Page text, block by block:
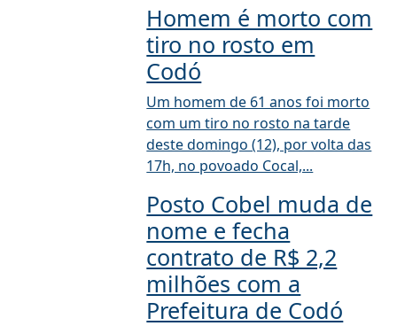
Homem é morto com
tiro no rosto em
Codó
Um homem de 61 anos foi morto
com um tiro no rosto na tarde
deste domingo (12), por volta das
17h, no povoado Cocal,...
Posto Cobel muda de
nome e fecha
contrato de R$ 2,2
milhões com a
Prefeitura de Codó